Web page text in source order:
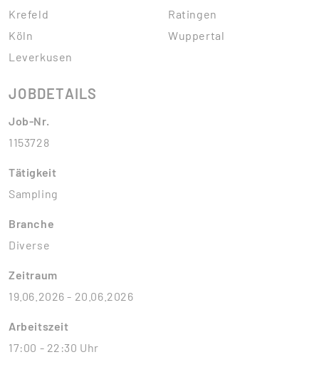
Krefeld
Köln
Leverkusen
Ratingen
Wuppertal
JOBDETAILS
Job-Nr.
1153728
Tätigkeit
Sampling
Branche
Diverse
Zeitraum
19.06.2026 - 20.06.2026
Arbeitszeit
17:00 - 22:30 Uhr